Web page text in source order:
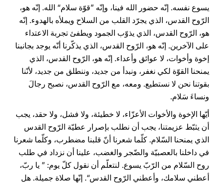
يسوع نفسه. إنّه حضور الله فينا، وإنّه ”قوّة سلام“ الله. إنّه هو،
الرّوح القدس، الذي يجرّد القلب من السلاح ويملأه بالهدوء. إنّه
هو، الرّوح القدس، الذي يذوّب الجمود ويطفئ تجربة الاعتداء
على الآخرين. إنّه هو، الرّوح القدس، الذي يذكّرنا أنّه يوجد بجانبنا
إخوة وأخوات، لا عوائق وأعداء. إنّه هو، الرّوح القدس، الذي
يمنحنا القوّة لكي نغفر، ونبدأ من جديد، وننطلق من جديد، لأنّنا
بقوتنا نحن لا نستطيع. ومعه، مع الرّوح القدس، نصبح رجالَ
ونساءَ سَلام.
أيّها الإخوة والأخوات الأعزّاء، لا خطيئة، ولا فشل، ولا حقد، يجب
أن يثبّط عزيمتنا، يجب أن نطلب بإصرار عطيّة الرّوح القدس
الذي يمنحنا السّلام. كلّما شعرنا أنّ قلبنا مضطرب، وكلّما شعرنا
في داخلنا بالعصبيّة والضّجر والغضب، علينا أن نزداد في طلب
روح السّلام من الرّبّ يسوع. لنتعلّم أن نقول كلّ يوم: ” يا ربّ،
أعطني سلامك، وأعطني الرّوح القدس“. إنّها صلاة جميلة. هل